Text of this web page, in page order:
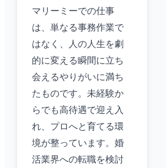
マリーミーでの仕事
は、単なる事務作業で
はなく、人の人生を劇
的に変える瞬間に立ち
会えるやりがいに満ち
たものです。未経験か
らでも高待遇で迎え入
れ、プロへと育てる環
境が整っています。婚
活業界への転職を検討